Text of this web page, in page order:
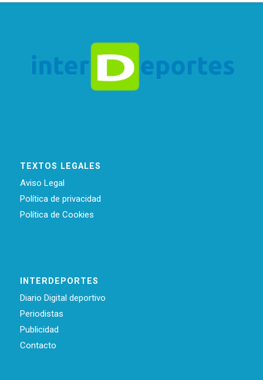
TEXTOS LEGALES
Aviso Legal
Política de privacidad
Política de Cookies
INTERDEPORTES
Diario Digital deportivo
Periodistas
Publicidad
Contacto